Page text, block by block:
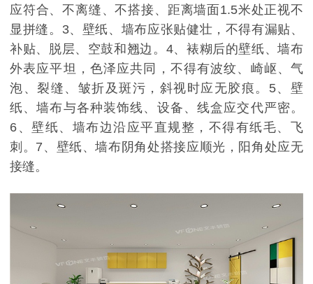
应符合、不离缝、不搭接、距离墙面1.5米处正视不
显拼缝。3、壁纸、墙布应张贴健壮，不得有漏贴、
补贴、脱层、空鼓和翘边。4、裱糊后的壁纸、墙布
外表应平坦，色泽应共同，不得有波纹、崎岖、气
泡、裂缝、皱折及斑污，斜视时应无胶痕。5、壁
纸、墙布与各种装饰线、设备、线盒应交代严密。
6、壁纸、墙布边沿应平直规整，不得有纸毛、飞
刺。7、壁纸、墙布阴角处搭接应顺光，阳角处应无
接缝。